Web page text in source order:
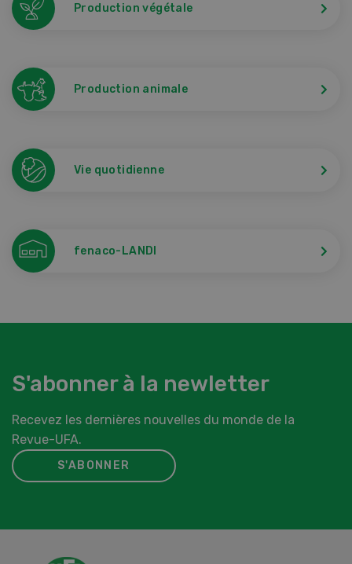
Production végétale
Production animale
Vie quotidienne
fenaco-LANDI
S'abonner à la newletter
Recevez les dernières nouvelles du monde de la
Revue-UFA.
S'ABONNER